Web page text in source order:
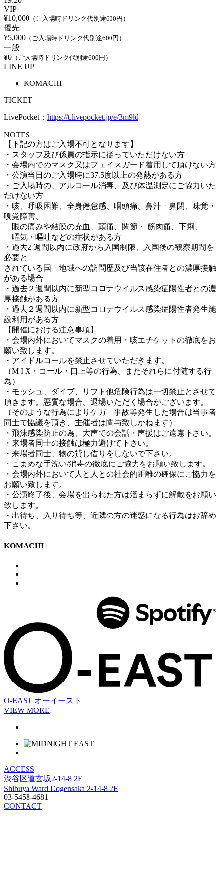
VIP
¥10,000 （ご入場時ドリンク代別途600円）
優先
¥5,000 （ご入場時ドリンク代別途600円）
一般
¥0 （ご入場時ドリンク代別途600円）
LINE UP
KOMACHI+
TICKET
LivePocket： https://t.livepocket.jp/e/3m9ld
NOTES
【下記の方はご入場不可となります】
・スタッフ及び係員の指示に従っていただけない方
・会場内でのマスク又はフェイスガード着用して頂けない方
・公演当日のご入場時に37.5度以上の発熱がある方
・ご入場時の、アルコール消毒、及び体温測定にご協力いた
だけない方
・咳、呼吸困難、全⾝倦怠感、咽頭痛、⿐汁・⿐閉、味覚・
嗅覚障害、
眼の痛みや結膜の充⾎、頭痛、関節・ 筋⾁痛、下痢、
嘔気・嘔吐などの症状がある方
・過去2 週間以内に政府から入国制限、入国後の観察期間を
必要と
されている国・地域への訪問歴及び当該在住者との濃厚接触
がある場合
・過去２週間以内に新型コロナウイルス感染症陽性者との濃
厚接触がある方
・過去２週間以内に新型コロナウイルス感染症陽性者発生施
設利用がある方
【開催における注意事項】
・会場内外においてマスクの着用・咳エチケットの徹底をお
願い致します。
・アイドルコールを禁止させていただきます。
（M I X・コール・口上等の行為、またそれらに付随する行
為）
・モッシュ、ダイブ、リフト他危険行為は一切禁止とさせて
頂きます。悪質な場合、退場いただく場合がございます。
（そのような行為によりケガ・事故等発生した場合は当事者
同士で協議を頂き、主催者は関与致しかねます）
・飛沫感染防止の為、大声での会話・声援はご遠慮下さい。
・来場者同士の接触は極力避けて下さい。
・来場者同士、物の貸し借りをしないで下さい。
・こまめな手洗い/消毒の徹底にご協力をお願い致します。
・会場内外において人と人との社会的距離の確保にご協力を
お願い致します。
・公演終了後、会場を出られた方は溜まらずに解散をお願い
致します。
・出待ち、入り待ち等、近隣の方の迷惑になる行為はお辞め
下さい。
KOMACHI+
O-EAST オーイースト
VIEW MORE
ACCESS
渋谷区道玄坂2-14-8 2F
Shibuya Ward Dogensaka 2-14-8 2F
03-5458-4681
CONTACT